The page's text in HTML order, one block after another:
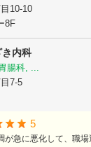
10-10
8F
き内科
腸科, ...
7-5
5
が急に悪化して、職